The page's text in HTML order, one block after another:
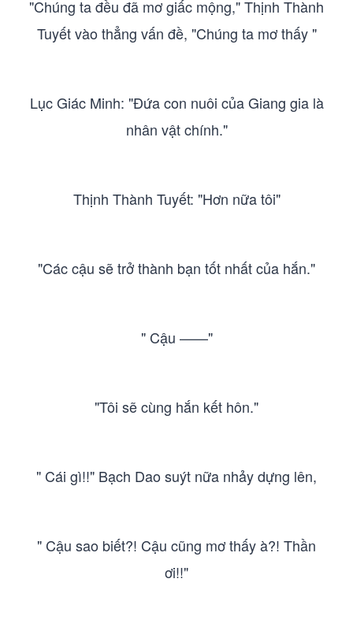
"Chúng ta đều đã mơ giấc mộng," Thịnh Thành
Tuyết vào thẳng vấn đề, "Chúng ta mơ thấy "
Lục Giác Minh: "Đứa con nuôi của Giang gia là
nhân vật chính."
Thịnh Thành Tuyết: "Hơn nữa tôi"
"Các cậu sẽ trở thành bạn tốt nhất của hắn."
" Cậu ——"
"Tôi sẽ cùng hắn kết hôn."
" Cái gì!!" Bạch Dao suýt nữa nhảy dựng lên,
" Cậu sao biết?! Cậu cũng mơ thấy à?! Thần
ơi!!"